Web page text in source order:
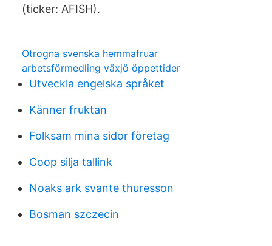
(ticker: AFISH).
Otrogna svenska hemmafruar
arbetsförmedling växjö öppettider
Utveckla engelska språket
Känner fruktan
Folksam mina sidor företag
Coop silja tallink
Noaks ark svante thuresson
Bosman szczecin